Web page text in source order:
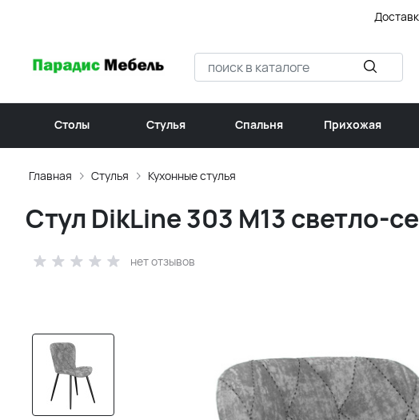
Столы Стулья Спальня Прихожая
Главная Стулья Кухонные стулья
Стул DikLine 303 M13 светло-
нет отзывов